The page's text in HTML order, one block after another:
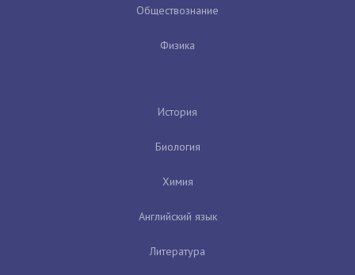
Обществознание
Физика
История
Биология
Химия
Английский язык
Литература